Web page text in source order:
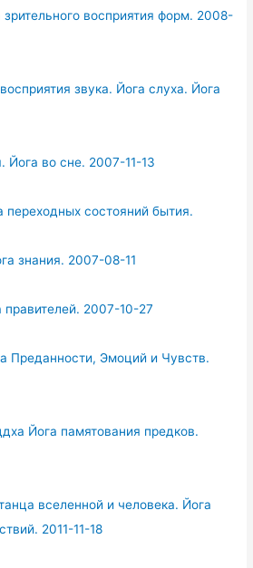
восприятия форм. 2008-
звука. Йога слуха. Йога
Йога во сне. 2007-11-13
состояний бытия.
знания. 2007-08-11
2007-10-27
Преданности, Эмоций и Чувств.
Йога памятования предков.
вселенной и человека. Йога
2011-11-18